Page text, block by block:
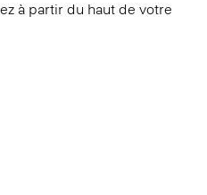
à partir du haut de votre